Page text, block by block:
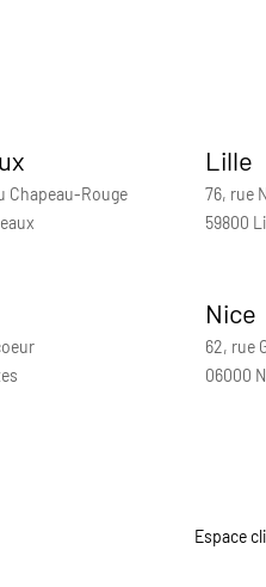
Chapeau-Rouge
Lille
76, rue
59800
Nice
62, rue
06000
Espace